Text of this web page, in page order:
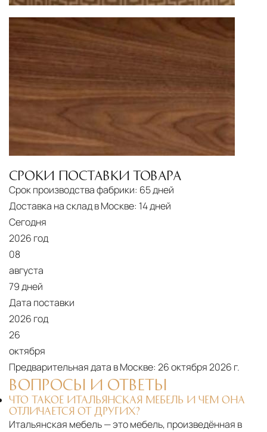
поставки застрахованы в соответствии с
международными стандартами. Клиенты могут
выбрать дополнительное страхование для
критичных партий товара.
СРОКИ ПОСТАВКИ ТОВАРА
Срок производства фабрики: 65 дней
Доставка на склад в Москве: 14 дней
Сегодня
2026 год
08
августа
79 дней
Дата поставки
2026 год
26
октября
Предварительная дата в Москве: 26 октября 2026 г.
ВОПРОСЫ И ОТВЕТЫ
ЧТО ТАКОЕ ИТАЛЬЯНСКАЯ МЕБЕЛЬ И ЧЕМ ОНА
ОТЛИЧАЕТСЯ ОТ ДРУГИХ?
Итальянская мебель — это мебель, произведённая в